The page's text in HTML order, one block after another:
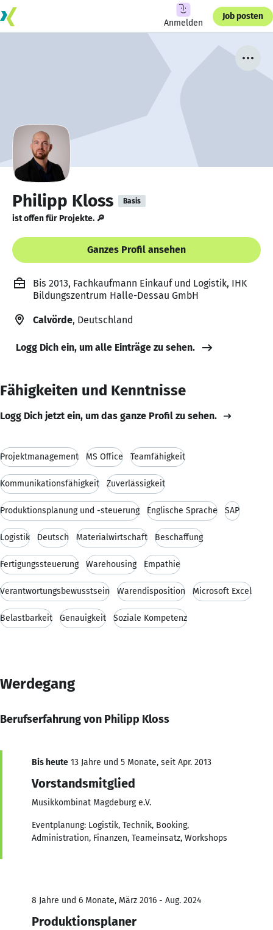
Anmelden
Job posten
Philipp Kloss Basis
ist offen für Projekte. 🔎
Ganzes Profil ansehen
Bis 2013, Fachkaufmann Einkauf und Logistik, IHK
Bildungszentrum Halle-Dessau GmbH
Calvörde, Deutschland
Logg Dich ein, um alle Einträge zu sehen.
Fähigkeiten und Kenntnisse
Logg Dich jetzt ein, um das ganze Profil zu sehen.
Projektmanagement MS Office Teamfähigkeit
Kommunikationsfähigkeit Zuverlässigkeit
Produktionsplanung und -steuerung Englische Sprache SAP
Logistik Deutsch Materialwirtschaft Beschaffung
Fertigungssteuerung Warehousing Empathie
Verantwortungsbewusstsein Warendisposition Microsoft Excel
Belastbarkeit Genauigkeit Soziale Kompetenz
Werdegang
Berufserfahrung von Philipp Kloss
Bis heute 13 Jahre und 5 Monate, seit Apr. 2013
Vorstandsmitglied
Musikkombinat Magdeburg e.V.
Eventplanung: Logistik, Technik, Booking,
Administration, Finanzen, Teameinsatz, Workshops
8 Jahre und 6 Monate, März 2016 - Aug. 2024
Produktionsplaner